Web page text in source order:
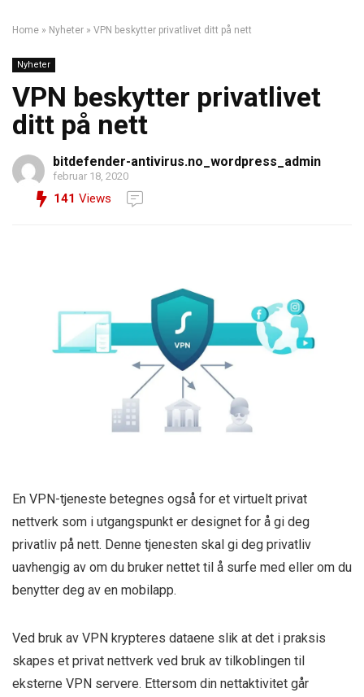
Home » Nyheter » VPN beskytter privatlivet ditt på nett
Nyheter
VPN beskytter privatlivet
ditt på nett
bitdefender-antivirus.no_wordpress_admin
februar 18, 2020
141 Views
En VPN-tjeneste betegnes også for et virtuelt privat
nettverk som i utgangspunkt er designet for å gi deg
privatliv på nett. Denne tjenesten skal gi deg privatliv
uavhengig av om du bruker nettet til å surfe med eller om du
benytter deg av en mobilapp.
Ved bruk av VPN krypteres dataene slik at det i praksis
skapes et privat nettverk ved bruk av tilkoblingen til
eksterne VPN servere. Ettersom din nettaktivitet går